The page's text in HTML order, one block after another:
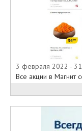
3 февраля 2022 -
Все акции в Магнит